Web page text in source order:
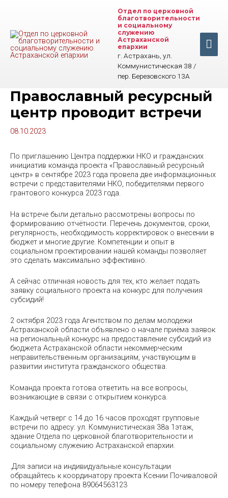
Отдел по церковной
благотворительности
и социальному
служению
Астраханской
епархии
г. Астрахань, ул.
Коммунистическая 38 /
пер. Березовского 13А
Православный ресурсный
центр проводит встречи
08.10.2023
По приглашению Центра поддержки НКО и гражданских
инициатив команда проекта «Православный ресурсный
центр» в сентябре 2023 года провела две информационных
встречи с представителями НКО, победителями первого
грантового конкурса 2023 года.
На встрече были детально рассмотрены вопросы по
формированию отчётности. Перечень документов, сроки,
регулярность, необходимость корректировок о внесении в
бюджет и многие другие. Компетенции и опыт в
социальном проектировании нашей команды позволяет
это сделать максимально эффективно.
А сейчас отличная новость для тех, кто желает подать
заявку социального проекта на конкурс для получения
субсидий!
2 октября 2023 года Агентством по делам молодежи
Астраханской области объявлено о начале приёма заявок
на региональный конкурс на предоставление субсидий из
бюджета Астраханской области некоммерческим
неправительственным организациям, участвующим в
развитии института гражданского общества.
Команда проекта готова ответить на все вопросы,
возникающие в связи с открытием конкурса.
Каждый четверг с 14 до 16 часов проходят групповые
встречи по адресу: ул. Коммунистическая 38а 1этаж,
здание Отдела по церковной благотворительности и
социальному служению Астраханской епархии.
.Для записи на индивидуальные консультации
обращайтесь к координатору проекта Ксении Почиваловой
по номеру телефона 89064563123